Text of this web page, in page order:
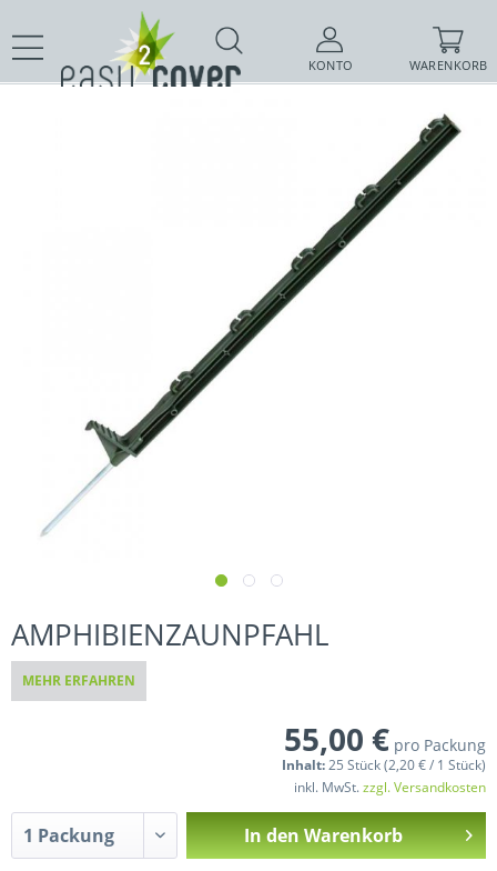
KONTO WARENKORB
AMPHIBIENZAUNPFAHL
MEHR ERFAHREN
55,00 € pro Packung
Inhalt:25 Stück (2,20 € / 1 Stück)
inkl. MwSt.zzgl. Versandkosten
In denWarenkorb